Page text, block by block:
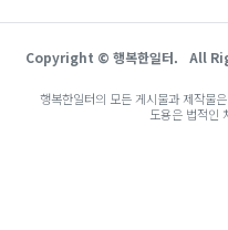
Copyright © 행복한일터.
All
행복한일터의 모든 게시물과 제작물
도용은 법적인